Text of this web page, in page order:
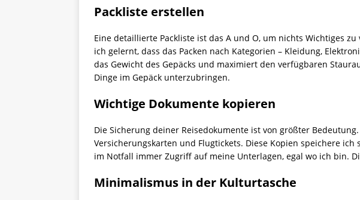
Packliste erstellen
Eine detaillierte Packliste ist das A und O, um nichts Wichtiges
ich gelernt, dass das Packen nach Kategorien – Kleidung,
das Gewicht des Gepäcks und maximiert den verfügbaren
Dinge im Gepäck unterzubringen.
Wichtige Dokumente kopieren
Die Sicherung deiner Reisedokumente ist von größter
Versicherungskarten und Flugtickets. Diese Kopien speichere
im Notfall immer Zugriff auf meine Unterlagen, egal wo ich bin.
Minimalismus in der Kulturtasche